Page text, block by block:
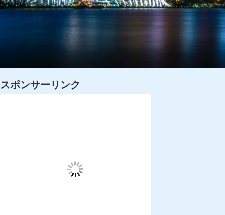
スポンサーリンク